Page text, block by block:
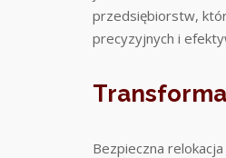
przedsiębiorstw,
precyzyjnych i
Bezpieczna